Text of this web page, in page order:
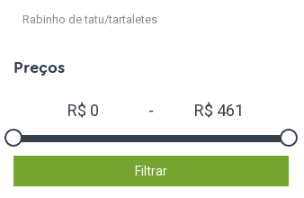
Rabinho de tatu/tartaletes
Preços
R$ 0 - R$ 461
Filtrar